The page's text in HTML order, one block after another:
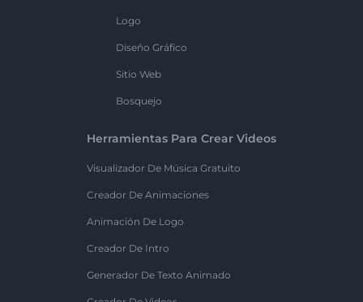
Logo
Diseño Gráfico
Sitio Web
Bosquejo
Herramientas Para Crear Videos
Visualizador De Música Gratuito
Creador De Animaciones
Animación De Logo
Creador De Intro
Generador De Texto Animado